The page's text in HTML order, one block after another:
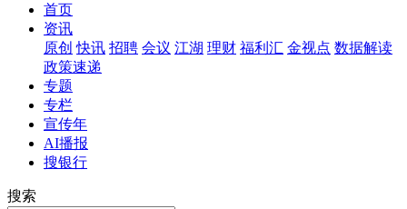
首页
资讯
原创 快讯 招聘 会议 江湖 理财 福利汇 金视点 数据解读
政策速递
专题
专栏
宣传年
AI播报
搜银行
搜索